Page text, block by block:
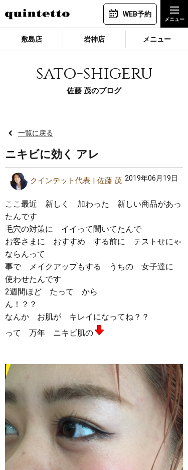
WEB予約
敷島店 岩神店 メニュー
sato-shigeru
佐藤 茂のブログ
一覧に戻る
ニキビに効く アレ
クインテット代表 佐藤 茂 2019年06月19日
ここ最近 新しく 加わった 新しい商品があっ
たんです
毛穴の対策に イイって聞いてたんで
お客さまに おすすめ する前に テストせにゃ
ならんって
事で メイクアップもする うちの 女子達に
使わせたんです
2週間ほど たって から
ん！？？
なんか お肌が キレイになってね？？
って 万年 ニキビ肌の